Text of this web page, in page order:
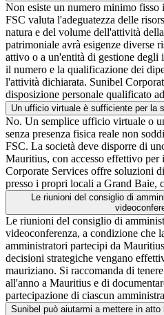
Non esiste un numero minimo
FSC valuta l'adeguatezza delle
natura e del volume dell'attività
patrimoniale avrà esigenze diverse
attivo o a un'entità di gestione degli
il numero e la qualificazione dei
l'attività dichiarata. Sunibel
disposizione personale qualificato
Un ufficio virtuale è sufficiente per la
No. Un semplice ufficio virtuale o
senza presenza fisica reale non
FSC. La società deve disporre di
Mauritius, con accesso effettivo
Corporate Services offre soluzioni
presso i propri locali a Grand Baie,
Le riunioni del consiglio di
Le riunioni del consiglio di
videoconferenza, a condizione che
amministratori partecipi da
decisioni strategiche vengano
mauriziano. Si raccomanda di
all'anno a Mauritius e di
partecipazione di ciascun
Sunibel può aiutarmi a mettere in